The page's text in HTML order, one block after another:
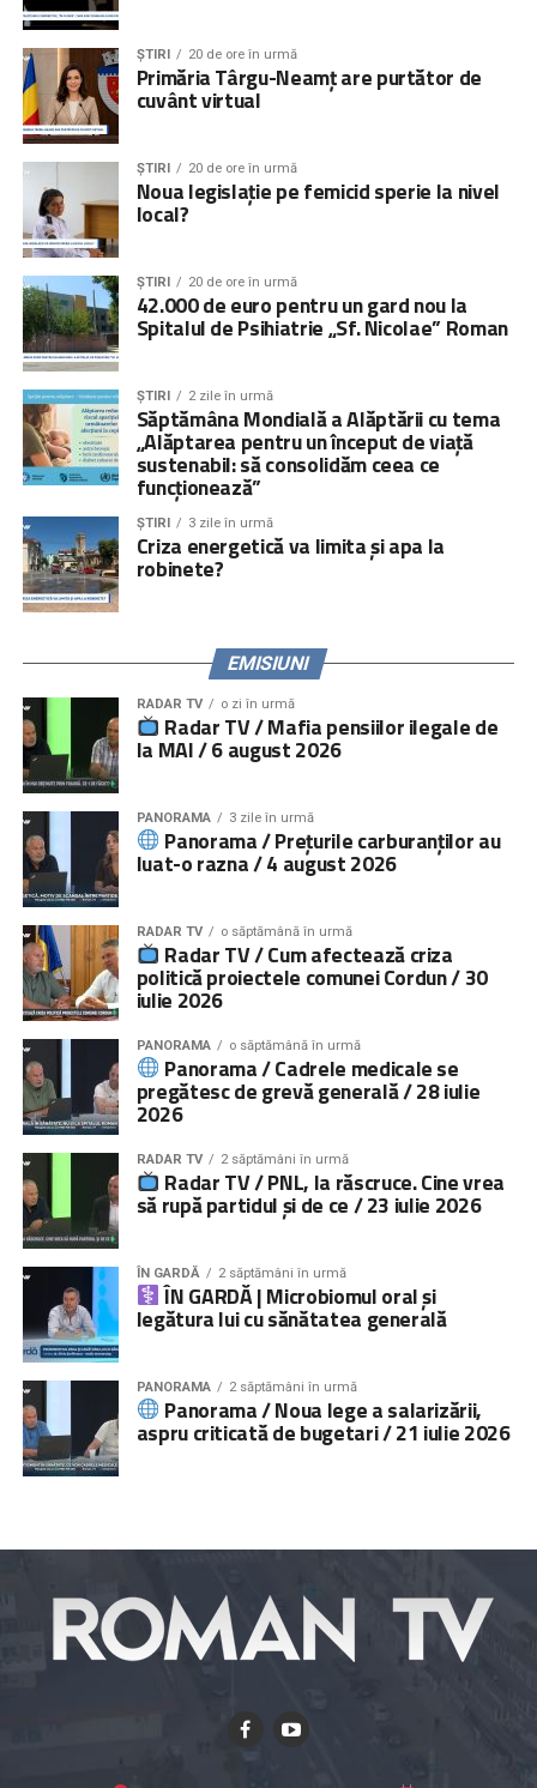
ȘTIRI 20 de ore în urmă
Primăria Târgu-Neamț are purtător de
cuvânt virtual
ȘTIRI 20 de ore în urmă
Noua legislație pe femicid sperie la nivel
local?
ȘTIRI 20 de ore în urmă
42.000 de euro pentru un gard nou la
Spitalul de Psihiatrie „Sf. Nicolae” Roman
ȘTIRI 2 zile în urmă
Săptămâna Mondială a Alăptării cu tema
„Alăptarea pentru un început de viață
sustenabil: să consolidăm ceea ce
funcționează”
ȘTIRI 3 zile în urmă
Criza energetică va limita și apa la
robinete?
EMISIUNI
RADAR TV o zi în urmă
Radar TV / Mafia pensiilor ilegale de
la MAI / 6 august 2026
PANORAMA 3 zile în urmă
Panorama / Prețurile carburanților au
luat-o razna / 4 august 2026
RADAR TV o săptămână în urmă
Radar TV / Cum afectează criza
politică proiectele comunei Cordun / 30
iulie 2026
PANORAMA o săptămână în urmă
Panorama / Cadrele medicale se
pregătesc de grevă generală / 28 iulie
2026
RADAR TV 2 săptămâni în urmă
Radar TV / PNL, la răscruce. Cine vrea
să rupă partidul și de ce / 23 iulie 2026
ÎN GARDĂ 2 săptămâni în urmă
ÎN GARDĂ | Microbiomul oral și
legătura lui cu sănătatea generală
PANORAMA 2 săptămâni în urmă
Panorama / Noua lege a salarizării,
aspru criticată de bugetari / 21 iulie 2026